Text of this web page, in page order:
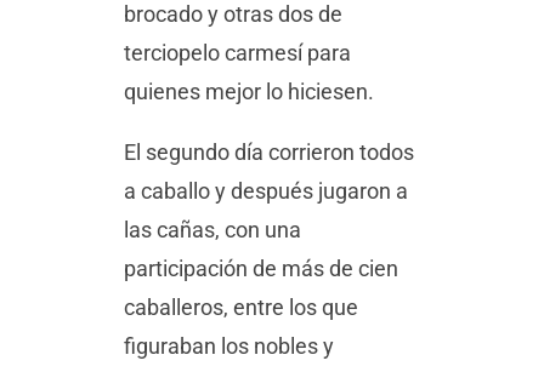
brocado y otras dos de
terciopelo carmesí para
quienes mejor lo hiciesen.
El segundo día corrieron todos
a caballo y después jugaron a
las cañas, con una
participación de más de cien
caballeros, entre los que
figuraban los nobles y